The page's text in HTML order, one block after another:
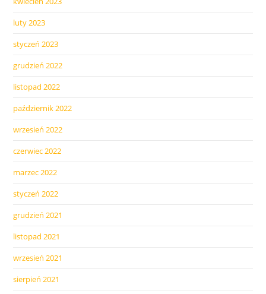
luty 2023
styczeń 2023
grudzień 2022
listopad 2022
październik 2022
wrzesień 2022
czerwiec 2022
marzec 2022
styczeń 2022
grudzień 2021
listopad 2021
wrzesień 2021
sierpień 2021